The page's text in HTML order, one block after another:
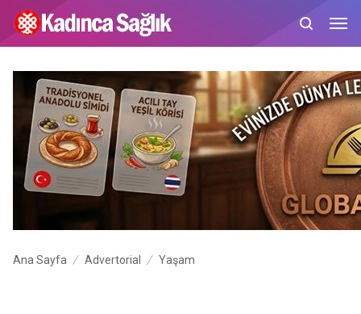
Ana Sayfa Advertorial Yaşam